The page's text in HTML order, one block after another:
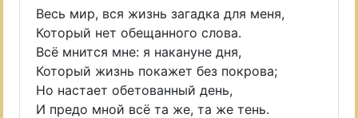
Весь мир, вся жизнь загадка для меня,
Который нет обещанного слова.
Всё мнится мне: я накануне дня,
Который жизнь покажет без покрова;
Но настает обетованный день,
И предо мной всё та же, та же тень.